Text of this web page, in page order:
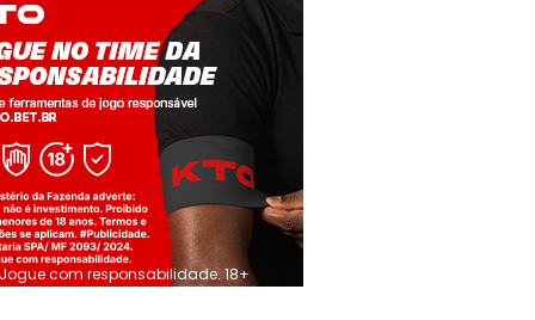
Jogue com responsabilidade. 18+